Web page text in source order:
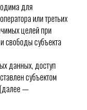
для
или третьих
целей при
свободы субъекта
данных, доступ
субъектом
(далее —